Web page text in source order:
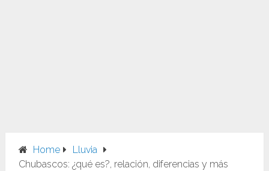
Home
Lluvia
Chubascos: ¿qué es?, relación, diferencias y más